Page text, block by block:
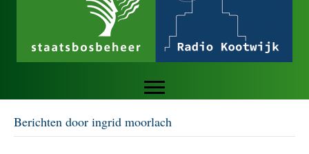
Berichten door ingrid moorlach